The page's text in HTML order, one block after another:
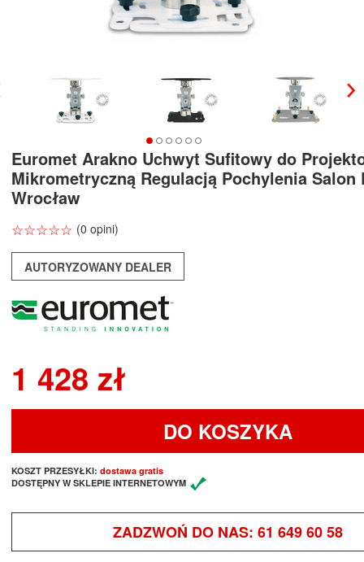
Euromet Arakno Uchwyt Sufitowy do
Mikrometryczną Regulacją Pochylenia Salon
Wrocław
☆☆☆☆☆
★★★★★ (0 opini)
AUTORYZOWANY DEALER
1 428 zł
DO KOSZYKA
KOSZT PRZESYŁKI: dostawa gratis
DOSTĘPNY W SKLEPIE INTERNETOWYM
ZADZWOŃ DO NAS: 61 649 60 58